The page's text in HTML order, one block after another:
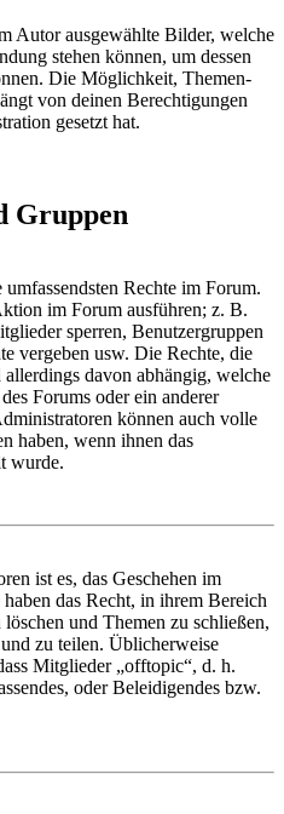
Autor ausgewählte Bilder, welche
stehen können, um dessen
Die Möglichkeit, Themen-
von deinen Berechtigungen
gesetzt hat.
Gruppen
Rechte im Forum.
im Forum ausführen; z. B.
sperren, Benutzergruppen
vergeben usw. Die Rechte, die
davon abhängig, welche
Forums oder ein anderer
können auch volle
haben, wenn ihnen das
wurde.
ist es, das Geschehen im
das Recht, in ihrem Bereich
und Themen zu schließen,
zu teilen. Üblicherweise
Mitglieder „offtopic“, d. h.
oder Beleidigendes bzw.